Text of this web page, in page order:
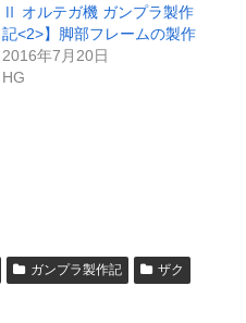
Ⅱ オルテガ機 ガンプラ製作
記<2>】脚部フレームの製作
2016年7月20日
HG
ガンプラ製作記
ザク